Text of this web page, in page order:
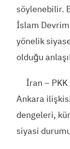
söylenebilir.
İslam Devrimi
yönelik
olduğu
İran – PKK
Ankara
dengeleri,
siyasi